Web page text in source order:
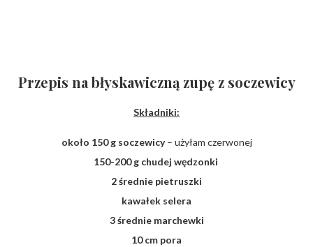
Przepis na błyskawiczną zupę z soczewicy
Składniki:
około 150 g soczewicy– użyłam czerwonej
150-200 g chudej wędzonki
2 średnie pietruszki
kawałek selera
3 średnie marchewki
10 cm pora